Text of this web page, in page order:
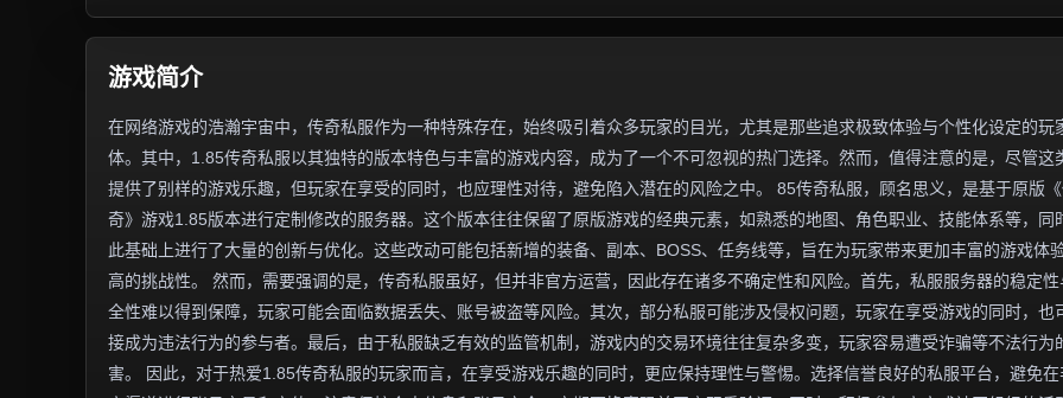
游戏简介
在网络游戏的浩瀚宇宙中，传奇私服作为一种特殊存在，始终吸引着众多玩家的目光，尤其是那些追求极致体验与个性化设定的玩
体。其中，1.85传奇私服以其独特的版本特色与丰富的游戏内容，成为了一个不可忽视的热门选择。然而，值得注意的是，尽管这
提供了别样的游戏乐趣，但玩家在享受的同时，也应理性对待，避免陷入潜在的风险之中。 85传奇私服，顾名思义，是基于原版
奇》游戏1.85版本进行定制修改的服务器。这个版本往往保留了原版游戏的经典元素，如熟悉的地图、角色职业、技能体系等，同
此基础上进行了大量的创新与优化。这些改动可能包括新增的装备、副本、BOSS、任务线等，旨在为玩家带来更加丰富的游戏体
高的挑战性。 然而，需要强调的是，传奇私服虽好，但并非官方运营，因此存在诸多不确定性和风险。首先，私服服务器的稳定性
全性难以得到保障，玩家可能会面临数据丢失、账号被盗等风险。其次，部分私服可能涉及侵权问题，玩家在享受游戏的同时，也
接成为违法行为的参与者。最后，由于私服缺乏有效的监管机制，游戏内的交易环境往往复杂多变，玩家容易遭受诈骗等不法行为
害。 因此，对于热爱1.85传奇私服的玩家而言，在享受游戏乐趣的同时，更应保持理性与警惕。选择信誉良好的私服平台，避免在